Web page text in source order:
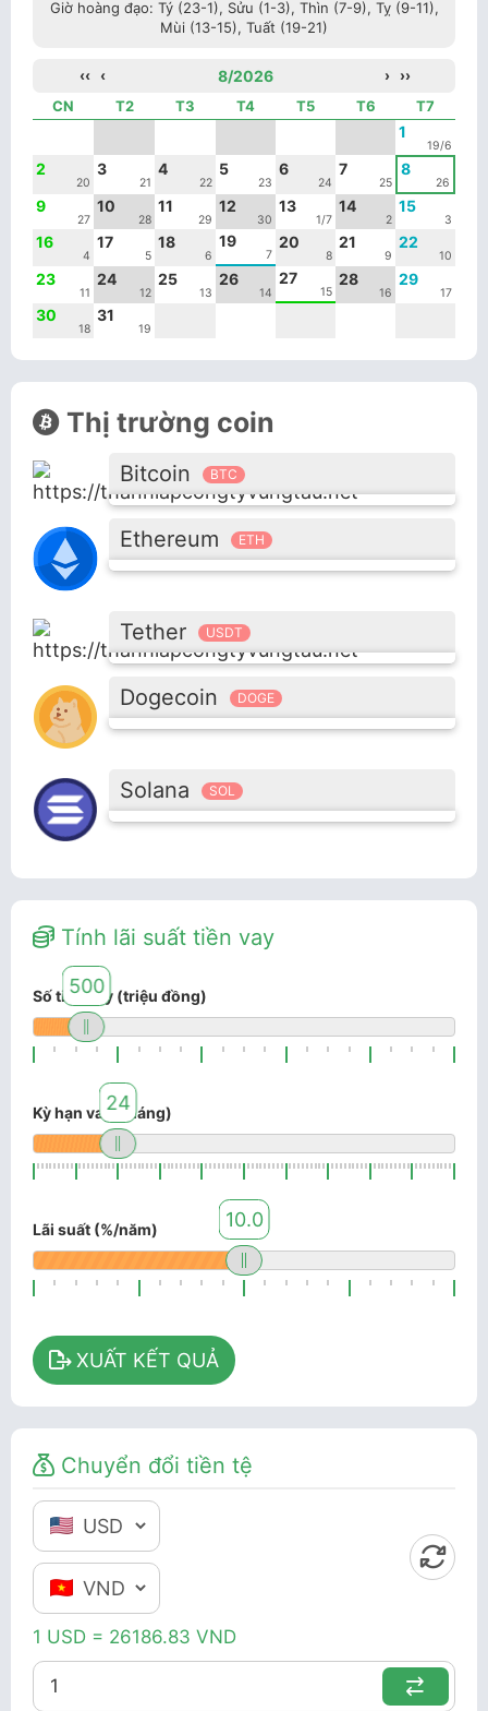
Giờ hoàng đạo: Tý (23-1), Sửu (1-3), Thìn (7-9), Tỵ (9-11),
Mùi (13-15), Tuất (19-21)
‹‹ ‹ 8/2026 ›
››
CN
T2 T3 T4 T5 T6 T7
1
19/6
2
20
3
21
4
22
5
23
6
24
7
25
8
26
9
27
10
28
11
29
12
30
13
1/7
14
2
15
3
16
4
17
5
18
6
19
7
20
8
21
9
22
10
23
11
24
12
25
13
26
14
27
15
28
16
29
17
30
18
31
19
Thị trường coin
Bitcoin BTC
Ethereum ETH
Tether USDT
Dogecoin DOGE
Solana SOL
Tính lãi suất tiền vay
Số tiền vay (triệu đồng)
500
Kỳ hạn vay (tháng)
24
Lãi suất (%/năm) 10.0
XUẤT KẾT QUẢ
Chuyển đổi tiền tệ
1 USD = 26186.83 VND